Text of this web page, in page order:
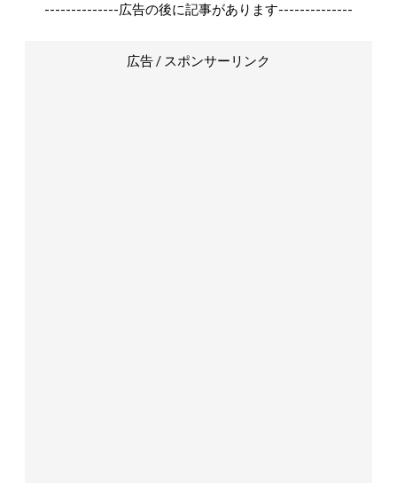
--------------広告の後に記事があります--------------
広告 / スポンサーリンク